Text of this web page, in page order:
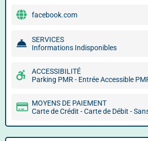
facebook.com
SERVICES
Informations Indisponibles
ACCESSIBILITÉ
Parking PMR - Entrée Accessible
MOYENS DE PAIEMENT
Carte de Crédit - Carte de Débit -